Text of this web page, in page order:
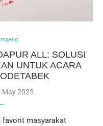
ALL: SOLUSI
UNTUK ACARA
May 2025
favorit masyarakat